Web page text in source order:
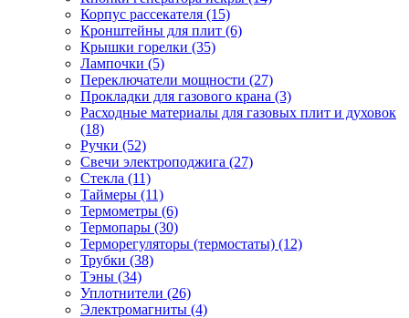
Корпус рассекателя (15)
Кронштейны для плит (6)
Крышки горелки (35)
Лампочки (5)
Переключатели мощности (27)
Прокладки для газового крана (3)
Расходные материалы для газовых плит и духовок
(18)
Ручки (52)
Свечи электроподжига (27)
Стекла (11)
Таймеры (11)
Термометры (6)
Термопары (30)
Терморегуляторы (термостаты) (12)
Трубки (38)
Тэны (34)
Уплотнители (26)
Электромагниты (4)